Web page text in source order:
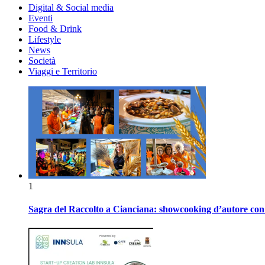
Digital & Social media
Eventi
Food & Drink
Lifestyle
News
Società
Viaggi e Territorio
1
Sagra del Raccolto a Cianciana: showcooking d’autore